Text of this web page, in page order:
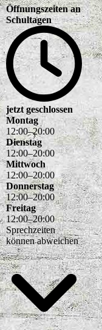
Öffnungszeiten an
Schultagen
jetzt geschlossen
Montag
12:00–20:00
Dienstag
12:00–20:00
Mittwoch
12:00–20:00
Donnerstag
12:00–20:00
Freitag
12:00–20:00
Sprechzeiten
können abweichen